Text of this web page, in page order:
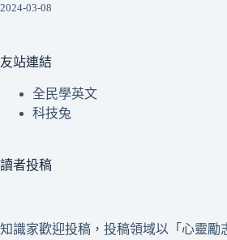
2024-03-08
友站連結
全民學英文
科技兔
讀者投稿
知識家歡迎投稿，投稿領域以「心靈勵